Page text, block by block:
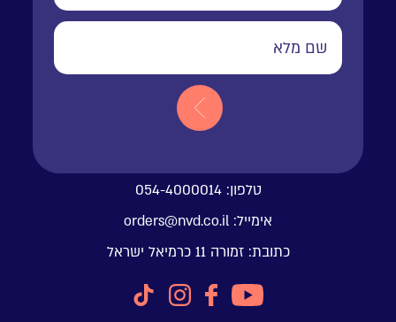
טלפון: 054-4000014
אימייל: orders@nvd.co.il
כתובת: זמורה 11 כרמיאל ישראל